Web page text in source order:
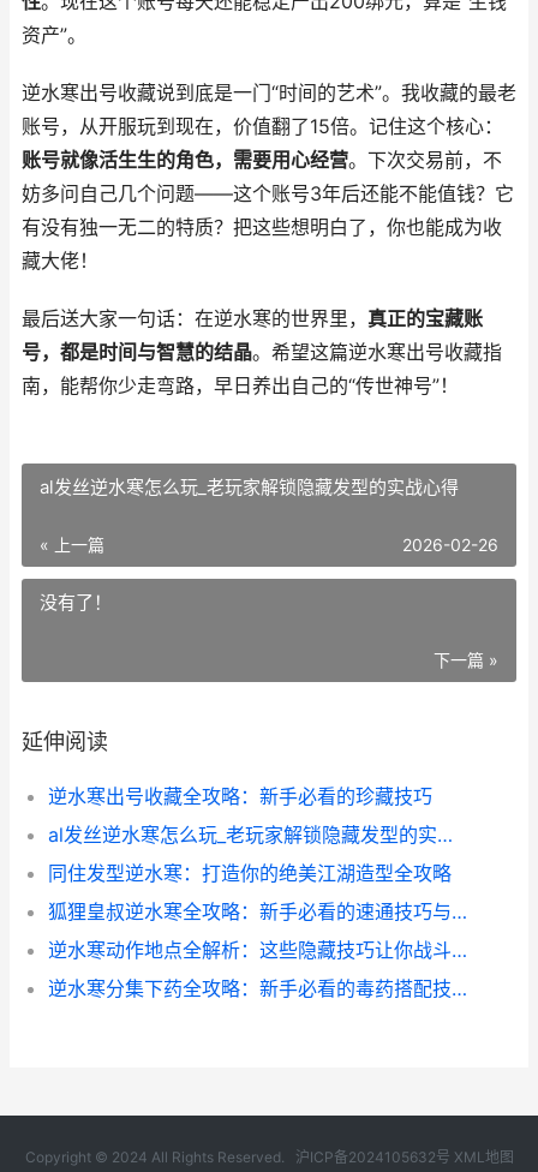
资产”。
逆水寒出号收藏说到底是一门“时间的艺术”。我收藏的最老
账号，从开服玩到现在，价值翻了15倍。记住这个核心：
账号就像活生生的角色，需要用心经营。下次交易前，不
妨多问自己几个问题——这个账号3年后还能不能值钱？它
有没有独一无二的特质？把这些想明白了，你也能成为收
藏大佬！
最后送大家一句话：在逆水寒的世界里， 真正的宝藏账
号，都是时间与智慧的结晶。希望这篇逆水寒出号收藏指
南，能帮你少走弯路，早日养出自己的“传世神号”！
al发丝逆水寒怎么玩_老玩家解锁隐藏发型的实战心得
« 上一篇 2026-02-26
没有了！
下一篇 »
延伸阅读
逆水寒出号收藏全攻略：新手必看的珍藏技巧
al发丝逆水寒怎么玩_老玩家解锁隐藏发型的实战心得
同住发型逆水寒：打造你的绝美江湖造型全攻略
狐狸皇叔逆水寒全攻略：新手必看的速通技巧与隐藏玩法
逆水寒动作地点全解析：这些隐藏技巧让你战斗效率翻倍
逆水寒分集下药全攻略：新手必看的毒药搭配技巧
Copyright © 2024 All Rights Reserved. 沪ICP备2024105632号 XML地图